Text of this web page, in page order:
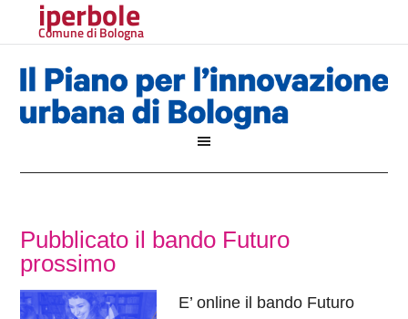
iperbole
Comune di Bologna
Pubblicato il bando Futuro
prossimo
E’ online il bando Futuro